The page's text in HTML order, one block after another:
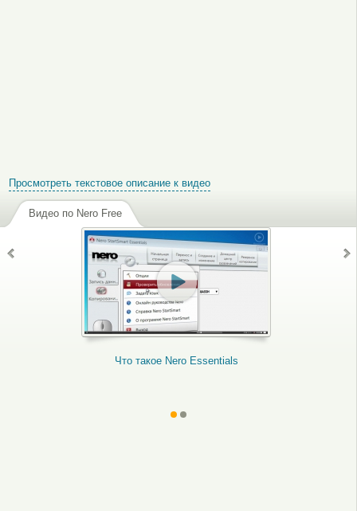
Просмотреть текстовое описание к видео
Видео по Nero Free
Что такое Nero Essentials